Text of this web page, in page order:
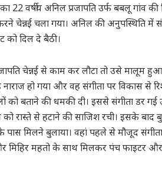
वर्षीय अनिल प्रजापति उर्फ बबलू गांव की
चेन्नई चला गया। अनिल की अनुपस्थिति में
दिल दे बैठी।
चेन्नई से काम कर लौटा तो उसे मालूम
हो गया और वह संगीता पर विकास से
को बताने की धमकी दी। इससे संगीता डर गई
रास्ते से हटाने की साजिश रची। इसके बाद
मिलने बुलाया। वहां पहले से मौजूद
मिहिर महतो के साथ मिलकर पंच फाइटर